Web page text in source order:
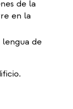
de la
en la
lengua de